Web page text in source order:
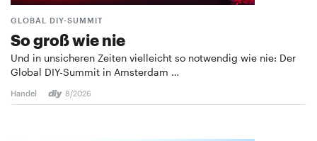
GLOBAL DIY-SUMMIT
So groß wie nie
Und in unsicheren Zeiten vielleicht so notwendig wie nie: Der
Global DIY-Summit in Amsterdam …
Handel 8/2026